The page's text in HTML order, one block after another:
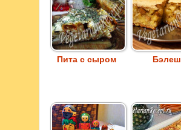
Пита с сыром Бэлеш